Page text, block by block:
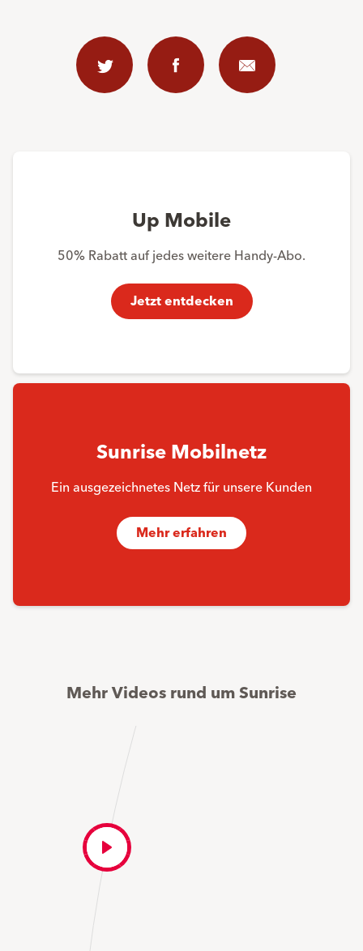
TwitterMail
Up Mobile
50% Rabatt auf jedes weitere Handy-Abo.
Jetzt entdecken
Sunrise Mobilnetz
Ein ausgezeichnetes Netz für unsere Kunden
Mehr erfahren
Mehr Videos rund um Sunrise